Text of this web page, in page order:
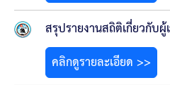
สรุปรายงานสถิติเกี่ยวกับ
คลิกดูรายละเอียด >>